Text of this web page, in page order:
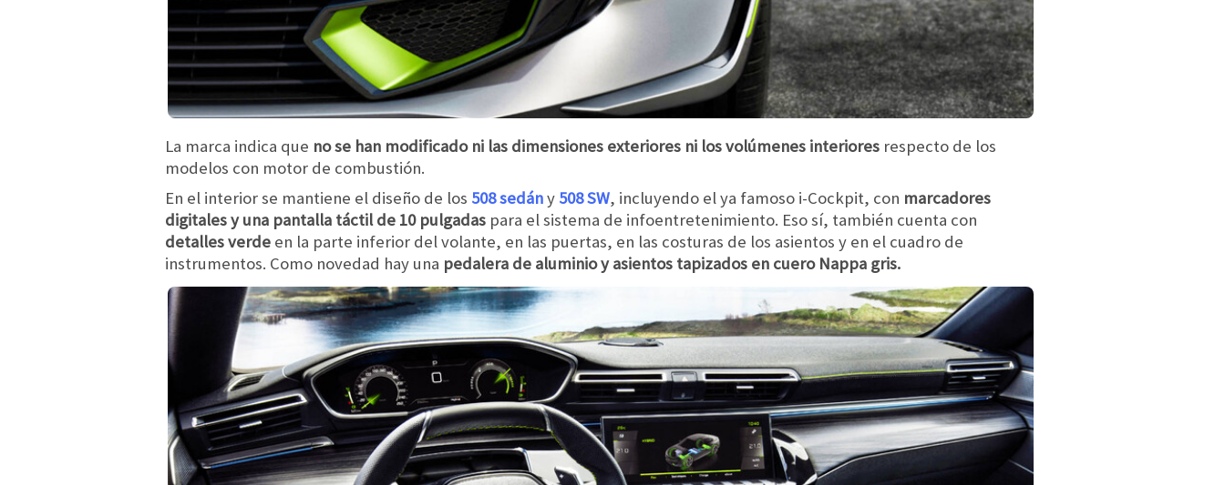
La marca indica que no se han modificado ni las dimensiones exteriores ni los volúmenes interiores respecto de los
modelos con motor de combustión.
En el interior se mantiene el diseño de los 508 sedány 508 SW, incluyendo el ya famoso i-Cockpit, con marcadores
digitales y una pantalla táctil de 10 pulgadas para el sistema de infoentretenimiento. Eso sí, también cuenta con
detalles verde en la parte inferior del volante, en las puertas, en las costuras de los asientos y en el cuadro de
instrumentos. Como novedad hay una pedalera de aluminio y asientos tapizados en cuero Nappa gris.